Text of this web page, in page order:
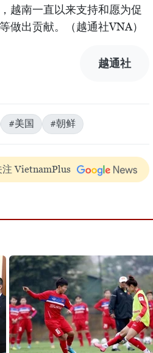
越南一直以来支持和愿为促
做出贡献。（越通社VNA）
越通社
#美国 #朝鲜
注 VietnamPlus